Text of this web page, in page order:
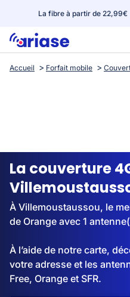
La fibre à partir de 22,99€
Box internet
Streaming
Accueil Forfait mobile
La couverture
À Villemoustaussou, le
de Orange avec 1
À l’aide de notre carte,
votre adresse et les
Free, Orange et SFR.